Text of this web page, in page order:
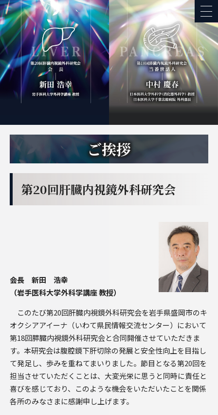
ご挨拶
第20回肝臓内視鏡外科研究会
会長 新田 浩幸
（岩手医科大学外科学講座 教授）
このたび第20回肝臓内視鏡外科研究会を岩手県盛岡市のキ
オクシアアイーナ（いわて県民情報交流センター）において
第18回膵臓内視鏡外科研究会と合同開催させていただきま
す。本研究会は腹腔鏡下肝切除の発展と安全性向上を目指し
て発足し、歩みを重ねてまいりました。節目となる第20回を
担当させていただくことは、大変光栄に思うと同時に責任と
喜びを感じており、このような機会をいただいたことを関係
各所のみなさまに感謝申し上げます。